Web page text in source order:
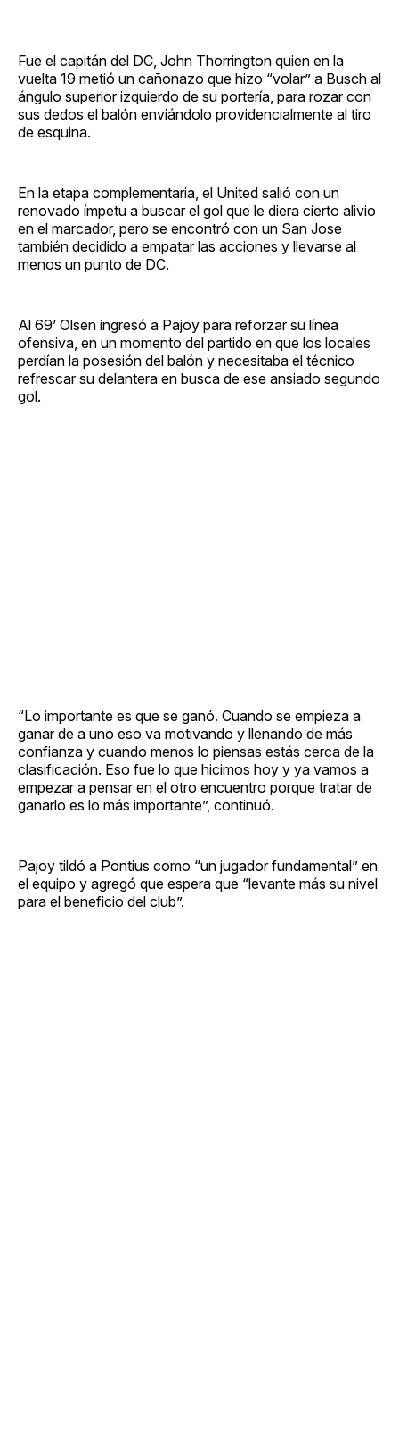
Fue el capitán del DC, John Thorrington quien en la
vuelta 19 metió un cañonazo que hizo “volar” a Busch al
ángulo superior izquierdo de su portería, para rozar con
sus dedos el balón enviándolo providencialmente al tiro
de esquina.
En la etapa complementaria, el United salió con un
renovado ímpetu a buscar el gol que le diera cierto alivio
en el marcador, pero se encontró con un San Jose
también decidido a empatar las acciones y llevarse al
menos un punto de DC.
Al 69’ Olsen ingresó a Pajoy para reforzar su línea
ofensiva, en un momento del partido en que los locales
perdían la posesión del balón y necesitaba el técnico
refrescar su delantera en busca de ese ansiado segundo
gol.
“Lo importante es que se ganó. Cuando se empieza a
ganar de a uno eso va motivando y llenando de más
confianza y cuando menos lo piensas estás cerca de la
clasificación. Eso fue lo que hicimos hoy y ya vamos a
empezar a pensar en el otro encuentro porque tratar de
ganarlo es lo más importante”, continuó.
Pajoy tildó a Pontius como “un jugador fundamental” en
el equipo y agregó que espera que “levante más su nivel
para el beneficio del club”.